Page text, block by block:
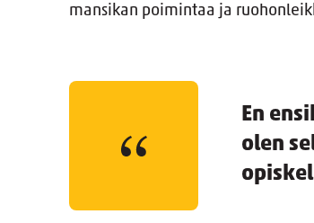
mansikan poimintaa ja
En
olen